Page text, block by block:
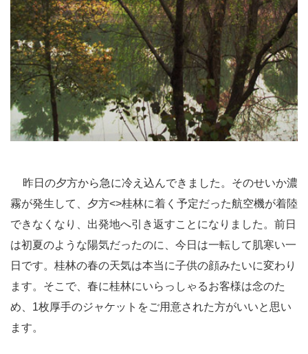
昨日の夕方から急に冷え込んできました。そのせいか濃
霧が発生して、夕方<>桂林に着く予定だった航空機が着陸
できなくなり、出発地へ引き返すことになりました。前日
は初夏のような陽気だったのに、今日は一転して肌寒い一
日です。桂林の春の天気は本当に子供の顔みたいに変わり
ます。そこで、春に桂林にいらっしゃるお客様は念のた
め、1枚厚手のジャケットをご用意された方がいいと思い
ます。